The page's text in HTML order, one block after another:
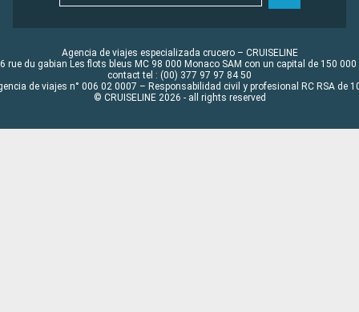
Agencia de viajes especializada crucero – CRUISELINE
rue du gabian Les flots bleus MC 98 000 Monaco SAM con un capital de 150 000
contact tel : (00) 377 97 97 84 50
de viajes n° 006 02 0007 – Responsabilidad civil y profesional RC RSA de
© CRUISELINE 2026 - all rights reserved